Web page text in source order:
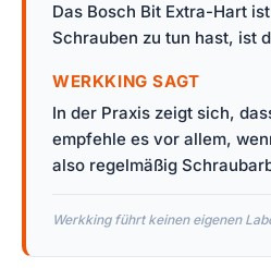
Das Bosch Bit Extra-Hart
Schrauben zu tun hast, ist
WERKKING SAGT
In der Praxis zeigt sich,
empfehle es vor allem,
also regelmäßig
Werkking führt keinen eigenen